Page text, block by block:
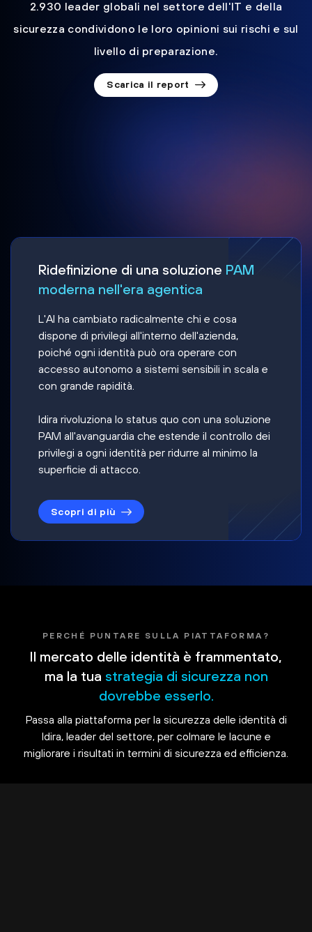
2.930 leader globali nel settore dell'IT e della
sicurezza condividono le loro opinioni sui rischi e sul
livello di preparazione.
Scarica il report
Ridefinizione di una soluzione PAM
moderna nell'era agentica
L'AI ha cambiato radicalmente chi e cosa
dispone di privilegi all'interno dell'azienda,
poiché ogni identità può ora operare con
accesso autonomo a sistemi sensibili in scala e
con grande rapidità.
Idira rivoluziona lo status quo con una soluzione
PAM all'avanguardia che estende il controllo dei
privilegi a ogni identità per ridurre al minimo la
superficie di attacco.
Scopri di più
PERCHÉ PUNTARE SULLA PIATTAFORMA?
Il mercato delle identità è frammentato,
ma la tua strategia di sicurezza non
dovrebbe esserlo.
Passa alla piattaforma per la sicurezza delle identità di
Idira, leader del settore, per colmare le lacune e
migliorare i risultati in termini di sicurezza ed efficienza.